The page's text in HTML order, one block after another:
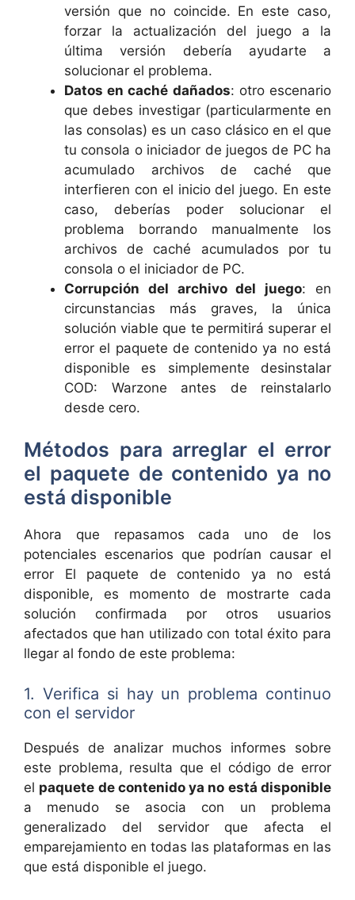
versión que no coincide. En este caso,
forzar la actualización del juego a la
última versión debería ayudarte a
solucionar el problema.
Datos en caché dañados: otro escenario
que debes investigar (particularmente en
las consolas) es un caso clásico en el que
tu consola o iniciador de juegos de PC ha
acumulado archivos de caché que
interfieren con el inicio del juego. En este
caso, deberías poder solucionar el
problema borrando manualmente los
archivos de caché acumulados por tu
consola o el iniciador de PC.
Corrupción del archivo del juego: en
circunstancias más graves, la única
solución viable que te permitirá superar el
error el paquete de contenido ya no está
disponible es simplemente desinstalar
COD: Warzone antes de reinstalarlo
desde cero.
Métodos para arreglar el error
el paquete de contenido ya no
está disponible
Ahora que repasamos cada uno de los
potenciales escenarios que podrían causar el
error El paquete de contenido ya no está
disponible, es momento de mostrarte cada
solución confirmada por otros usuarios
afectados que han utilizado con total éxito para
llegar al fondo de este problema:
1. Verifica si hay un problema continuo
con el servidor
Después de analizar muchos informes sobre
este problema, resulta que el código de error
el paquete de contenido ya no está disponible
a menudo se asocia con un problema
generalizado del servidor que afecta el
emparejamiento en todas las plataformas en las
que está disponible el juego.